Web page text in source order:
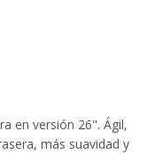
en versión 26". Ágil,
más suavidad y